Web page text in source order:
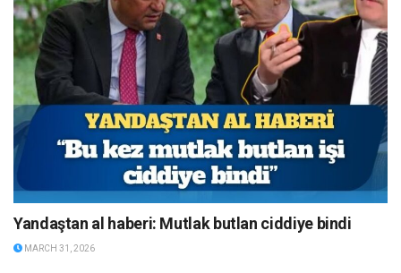
Yandaştan al haberi: Mutlak butlan ciddiye bindi
MARCH 31, 2026